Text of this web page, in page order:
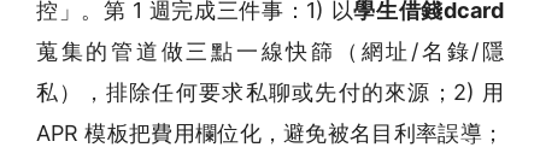
控」。第 1 週完成三件事：1) 以學生借錢dcard
蒐集的管道做三點一線快篩（網址/名錄/隱
私），排除任何要求私聊或先付的來源；2) 用
APR 模板把費用欄位化，避免被名目利率誤導；